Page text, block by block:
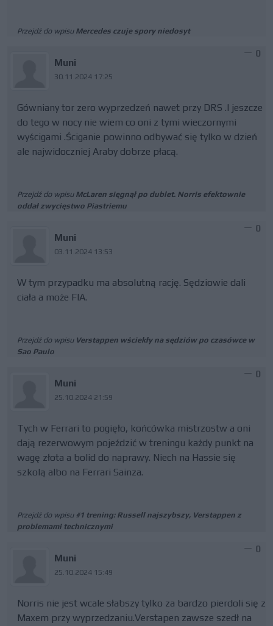
Przejdź do wpisu Mercedes czuje spory niedosyt
Muni
30.11.2024 17:25
0
Gówniany tor zero wyprzedzeń nawet przy DRS .I jeszcze
do tego w nocy nie wiem co oni z tymi wieczornymi
wyścigami .Ściganie powinno odbywać się tylko w dzień
ale najwidoczniej Araby dobrze płacą.
Przejdź do wpisu McLaren sięgnął po dublet. Norris efektownie
oddał zwycięstwo Piastriemu
Muni
03.11.2024 13:53
0
W tym przypadku ma absolutną rację. Sędziowie dali
ciała a może FIA.
Przejdź do wpisu Verstappen wściekły na sędziów po czasówce w
Sao Paulo
Muni
25.10.2024 21:59
0
Tych w Ferrari to pogięło, końcówka mistrzostw a oni
dają rezerwowym pojeździć w treningu każdy punkt na
wagę złota a bolid do naprawy. Niech na Hassie się
szkolą albo na Ferrari Sainza.
Przejdź do wpisu #1 trening: Russell najszybszy, Verstappen z
problemami technicznymi
Muni
25.10.2024 15:49
0
Norris nie jest wcale słabszy tylko za bardzo pierdoli się z
Maxem przy wyprzedzaniu.Verstapen zawsze szedł na